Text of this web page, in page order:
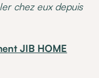
chez eux depuis
JIB HOME